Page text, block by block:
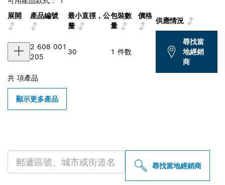
展開
產品編號
最小直徑，公
釐
包裝數
量
價格
供應情況
2 608 001
205
30 1 件数
尋找當
地經銷
商
共 項產品
顯示更多產品
尋找當地經銷商